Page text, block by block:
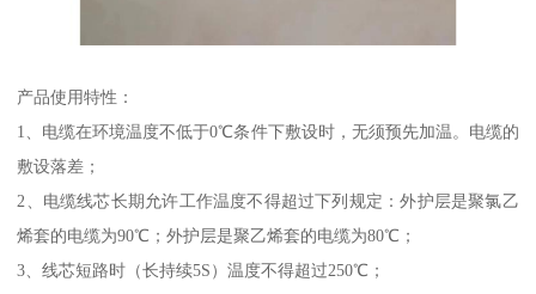
产品使用特性：
1、电缆在环境温度不低于0℃条件下敷设时，无须预先加温。电缆的
敷设落差；
2、电缆线芯长期允许工作温度不得超过下列规定：外护层是聚氯乙
烯套的电缆为90℃；外护层是聚乙烯套的电缆为80℃；
3、线芯短路时（长持续5S）温度不得超过250℃；